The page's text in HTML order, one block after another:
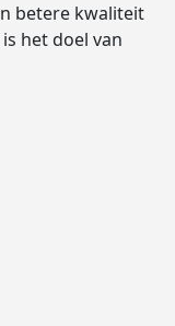
betere kwaliteit
het doel van